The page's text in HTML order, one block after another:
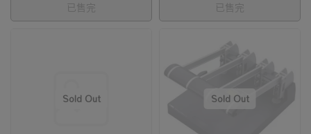
已售完 已售完